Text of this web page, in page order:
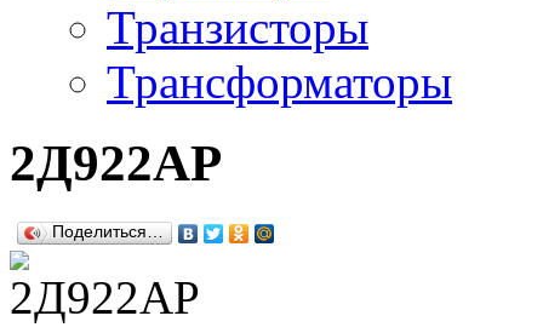
Транзисторы
Трансформаторы
2Д922АР
Поделиться…